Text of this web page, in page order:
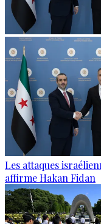
Les attaques
affirme Hakan Fidan